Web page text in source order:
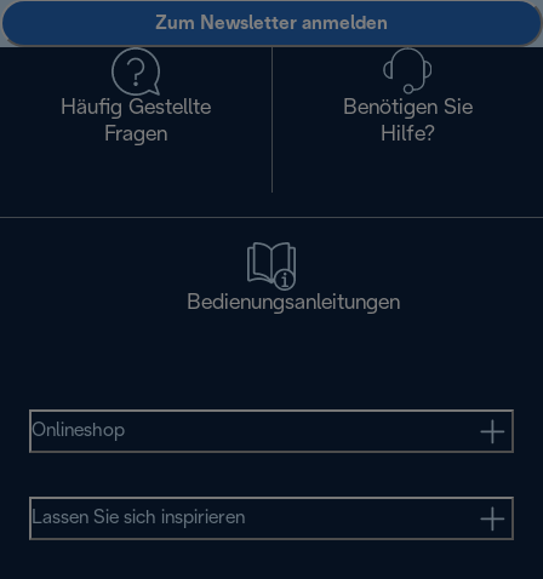
Zum Newsletter anmelden
Häufig Gestellte
Fragen
Benötigen Sie
Hilfe?
Bedienungsanleitungen
Onlineshop
Lassen Sie sich inspirieren